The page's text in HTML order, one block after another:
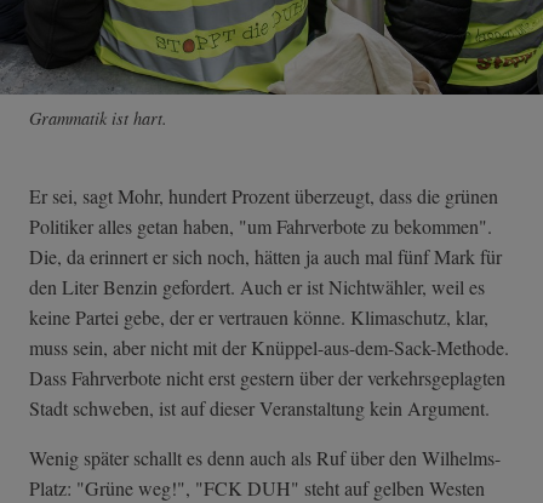
Grammatik ist hart.
Er sei, sagt Mohr, hundert Prozent überzeugt, dass die grünen
Politiker alles getan haben, "um Fahrverbote zu bekommen".
Die, da erinnert er sich noch, hätten ja auch mal fünf Mark für
den Liter Benzin gefordert. Auch er ist Nichtwähler, weil es
keine Partei gebe, der er vertrauen könne. Klimaschutz, klar,
muss sein, aber nicht mit der Knüppel-aus-dem-Sack-Methode.
Dass Fahrverbote nicht erst gestern über der verkehrsgeplagten
Stadt schweben, ist auf dieser Veranstaltung kein Argument.
Wenig später schallt es denn auch als Ruf über den Wilhelms-
Platz: "Grüne weg!", "FCK DUH" steht auf gelben Westen